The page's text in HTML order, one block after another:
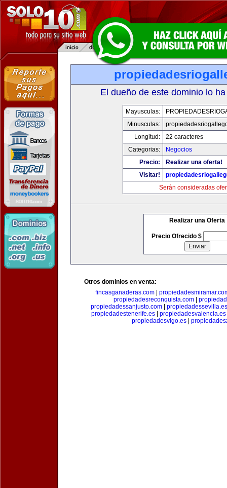
El dueño de este dominio lo
Mayusculas:
Minusculas:
Longitud:
22 caracteres
Categorias:
Negocios
Precio:
Realizar una oferta!
Visitar!
Serán consideradas
Realizar una Oferta
Precio Ofrecido $
Otros dominios en venta:
fincasganaderas.com
propiedadesreconquista.com
propiedadessanjusto.com| propiedadessevilla.es
propiedadestenerife.es| propiedadesvalencia.es
propiedadesvigo.es|